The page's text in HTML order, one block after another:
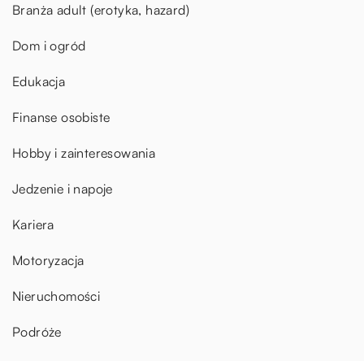
Branża adult (erotyka, hazard)
Dom i ogród
Edukacja
Finanse osobiste
Hobby i zainteresowania
Jedzenie i napoje
Kariera
Motoryzacja
Nieruchomości
Podróże